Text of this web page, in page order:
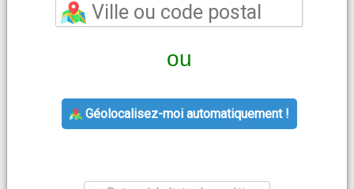
ou
Géolocalisez-moi automatiquement !